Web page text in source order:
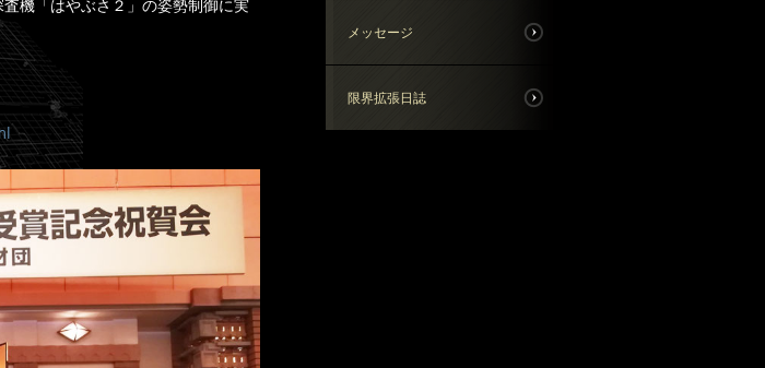
機「はやぶさ２」の姿勢制御に実
メッセージ
限界拡張日誌